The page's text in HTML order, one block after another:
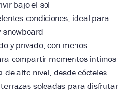
bajo el sol
condiciones, ideal para
snowboard
y privado, con menos
compartir momentos íntimos
de alto nivel, desde cócteles
soleadas para disfrutar